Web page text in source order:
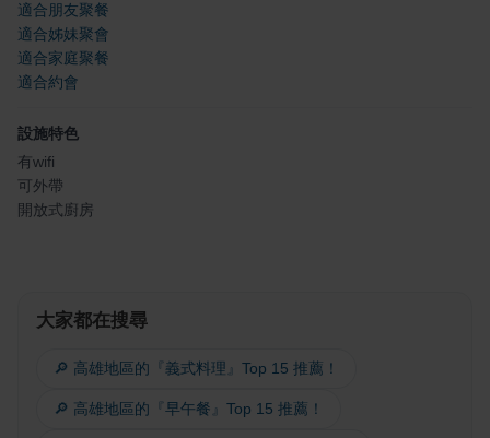
適合朋友聚餐
適合姊妹聚會
適合家庭聚餐
適合約會
設施特色
有wifi
可外帶
開放式廚房
大家都在搜尋
🔎 高雄地區的『義式料理』Top 15 推薦！
🔎 高雄地區的『早午餐』Top 15 推薦！